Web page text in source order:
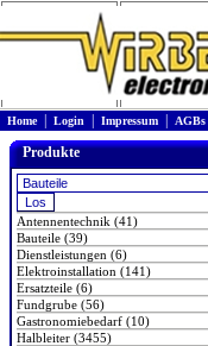
Home| Login Impressum AGBs
Produkte
Antennentechnik (41)
Bauteile (39)
Dienstleistungen (6)
Elektroinstallation (141)
Ersatzteile (6)
Fundgrube (56)
Gastronomiebedarf (10)
Halbleiter (3455)